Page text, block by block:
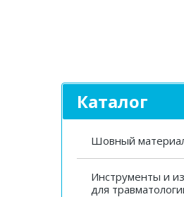
Каталог
Шовный
Инструменты и
для